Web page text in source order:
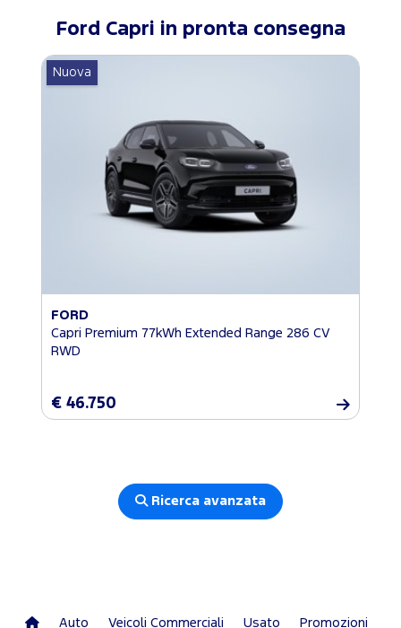
Ford Capri in pronta consegna
Nuova
FORD
Capri Premium 77kWh Extended Range 286 CV
RWD
€ 46.750
Ricerca avanzata
Auto Veicoli Commerciali Usato Promozioni